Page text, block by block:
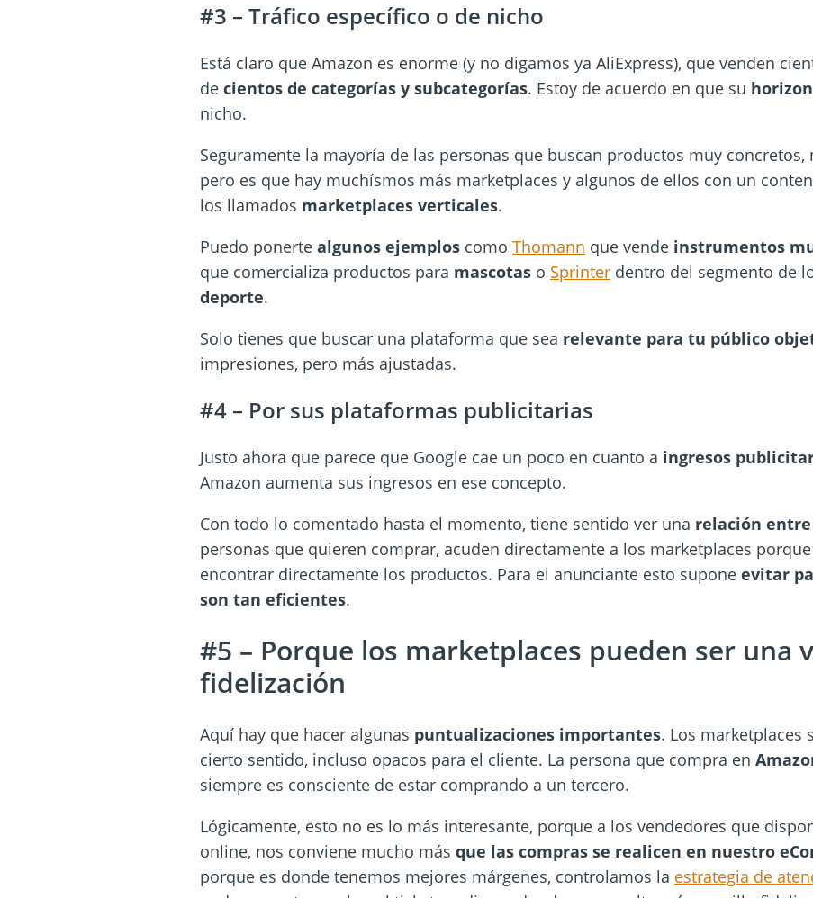
#3 – Tráfico específico o de nicho
Está claro que Amazon es enorme (y no digamos ya AliExpress), que venden
de cientos de categorías y subcategorías. Estoy de acuerdo en que su
nicho.
Seguramente la mayoría de las personas que buscan productos muy concretos,
pero es que hay muchísmos más marketplaces y algunos de ellos con un
los llamados marketplaces verticales.
Puedo ponerte algunos ejemplos como Thomann que vende instrumentos
que comercializa productos para mascotas o Sprinter dentro del segmento de
deporte.
Solo tienes que buscar una plataforma que sea relevante para tu público
impresiones, pero más ajustadas.
#4 – Por sus plataformas publicitarias
Justo ahora que parece que Google cae un poco en cuanto a ingresos
Amazon aumenta sus ingresos en ese concepto.
Con todo lo comentado hasta el momento, tiene sentido ver una relación
personas que quieren comprar, acuden directamente a los marketplaces
encontrar directamente los productos. Para el anunciante esto supone evitar
son tan eficientes.
#5 – Porque los marketplaces pueden ser una
fidelización
Aquí hay que hacer algunas puntualizaciones importantes. Los marketplaces
cierto sentido, incluso opacos para el cliente. La persona que compra en
siempre es consciente de estar comprando a un tercero.
Lógicamente, esto no es lo más interesante, porque a los vendedores que
online, nos conviene mucho más que las compras se realicen en nuestro
porque es donde tenemos mejores márgenes, controlamos la estrategia de